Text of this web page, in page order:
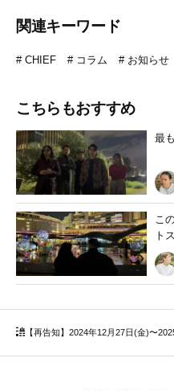
関連キーワード
CHIEF コラム お知らせ
こちらもおすすめ
最
こ
ト
【再告知】2024年12月27日(金)〜